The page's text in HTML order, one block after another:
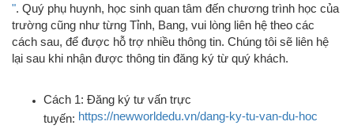
". Quý phụ huynh, học sinh quan tâm đến chương trình học của
trường cũng như từng Tỉnh, Bang, vui lòng liên hệ theo các
cách sau, để được hỗ trợ nhiều thông tin. Chúng tôi sẽ liên hệ
lại sau khi nhận được thông tin đăng ký từ quý khách.
Cách 1: Đăng ký tư vấn trực
tuyến: https://newworldedu.vn/dang-ky-tu-van-du-hoc